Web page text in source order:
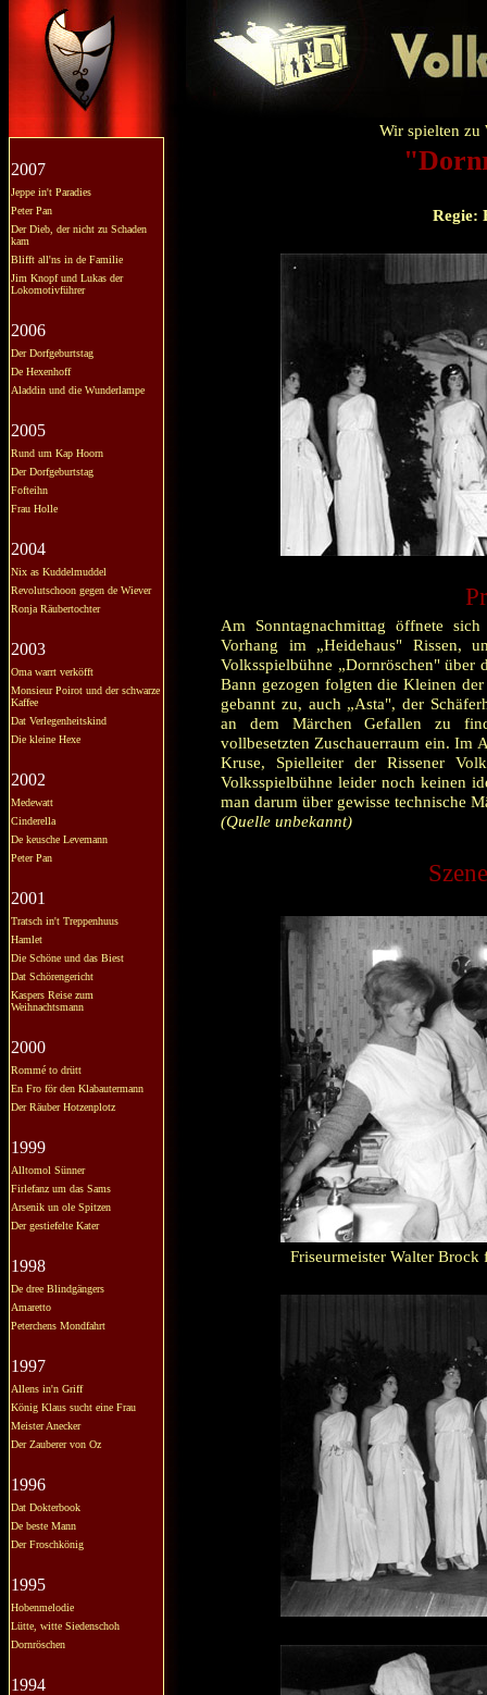
2007
Jeppe in't Paradies
Peter Pan
Der Dieb, der nicht zu Schaden
kam
Blifft all'ns in de Familie
Jim Knopf und Lukas der
Lokomotivführer
2006
Der Dorfgeburtstag
De Hexenhoff
Aladdin und die Wunderlampe
2005
Rund um Kap Hoorn
Der Dorfgeburtstag
Fofteihn
Frau Holle
2004
Nix as Kuddelmuddel
Revolutschoon gegen de Wiever
Ronja Räubertochter
2003
Oma warrt verköfft
Monsieur Poirot und der schwarze
Kaffee
Dat Verlegenheitskind
Die kleine Hexe
2002
Medewatt
Cinderella
De keusche Levemann
Peter Pan
2001
Tratsch in't Treppenhuus
Hamlet
Die Schöne und das Biest
Dat Schörengericht
Kaspers Reise zum
Weihnachtsmann
2000
Rommé to drütt
En Fro för den Klabautermann
Der Räuber Hotzenplotz
1999
Alltomol Sünner
Firlefanz um das Sams
Arsenik un ole Spitzen
Der gestiefelte Kater
1998
De dree Blindgängers
Amaretto
Peterchens Mondfahrt
1997
Allens in'n Griff
König Klaus sucht eine Frau
Meister Anecker
Der Zauberer von Oz
1996
Dat Dokterbook
De beste Mann
Der Froschkönig
1995
Hobenmelodie
Lütte, witte Siedenschoh
Dornröschen
1994
Wir spielten zu
Regie:
Am Sonntagnachmittag öffnete
Vorhang im „Heidehaus" Rissen,
Volksspielbühne „Dornröschen"
Bann gezogen folgten die Kleinen
gebannt zu, auch „Asta", der
an dem Märchen Gefallen zu
vollbesetzten Zuschauerraum ein. Im
Kruse, Spielleiter der Rissener
Volksspielbühne leider noch keinen
man darum über gewisse technische
(Quelle unbekannt)
Friseurmeister Walter